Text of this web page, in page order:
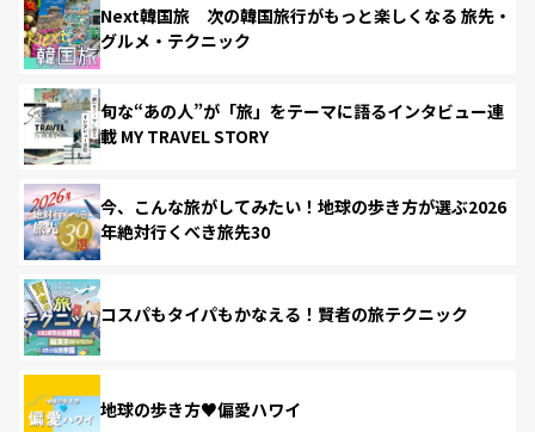
Next韓国旅 次の韓国旅行がもっと楽しくなる 旅先・
グルメ・テクニック
旬な“あの人”が「旅」をテーマに語るインタビュー連
載 MY TRAVEL STORY
今、こんな旅がしてみたい！地球の歩き方が選ぶ2026
年絶対行くべき旅先30
コスパもタイパもかなえる！賢者の旅テクニック
地球の歩き方♥偏愛ハワイ